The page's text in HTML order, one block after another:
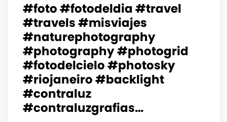
#foto #fotodeldia #travel
#travels #misviajes
#naturephotography
#photography #photogrid
#fotodelcielo #photosky
#riojaneiro #backlight
#contraluz
#contraluzgrafias…